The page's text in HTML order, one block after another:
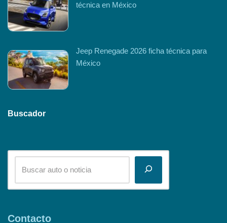
técnica en México
Jeep Renegade 2026 ficha técnica para
México
Buscador
Contacto